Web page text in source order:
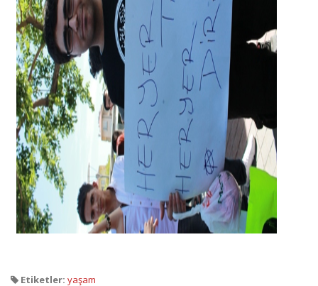
Etiketler: yaşam